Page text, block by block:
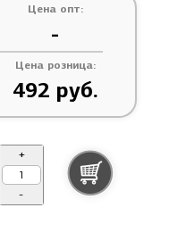
Цена опт:
-
Цена розница:
492 руб.
+
-